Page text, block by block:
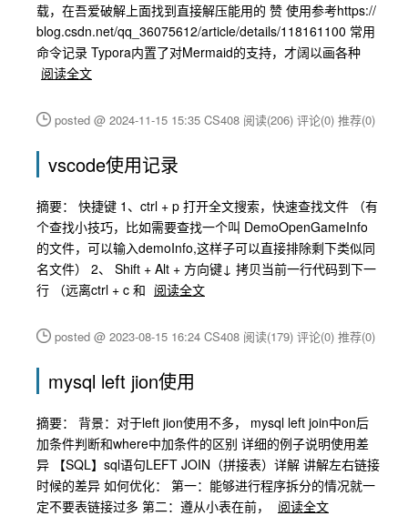
载，在吾爱破解上面找到直接解压能用的 赞 使用参考https://
blog.csdn.net/qq_36075612/article/details/118161100 常用
命令记录 Typora内置了对Mermaid的支持，才阔以画各种
阅读全文
posted @ 2024-11-15 15:35 CS408 阅读(206) 评论(0) 推荐(0)
vscode使用记录
摘要： 快捷键 1、ctrl + p 打开全文搜索，快速查找文件 （有
个查找小技巧，比如需要查找一个叫 DemoOpenGameInfo
的文件，可以输入demoInfo,这样子可以直接排除剩下类似同
名文件） 2、 Shift + Alt + 方向键↓ 拷贝当前一行代码到下一
行 （远离ctrl + c 和 阅读全文
posted @ 2023-08-15 16:24 CS408 阅读(179) 评论(0) 推荐(0)
mysql left jion使用
摘要： 背景：对于left jion使用不多， mysql left join中on后
加条件判断和where中加条件的区别 详细的例子说明使用差
异 【SQL】sql语句LEFT JOIN（拼接表）详解 讲解左右链接
时候的差异 如何优化： 第一：能够进行程序拆分的情况就一
定不要表链接过多 第二：遵从小表在前，
阅读全文